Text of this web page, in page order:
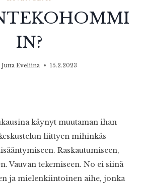
IN?
Jutta Eveliina 15.2.2023
käynyt muutaman ihan
liittyen mihinkäs
Raskautumiseen,
Vauvan tekemiseen. No ei siinä
ja mielenkiintoinen aihe, jonka